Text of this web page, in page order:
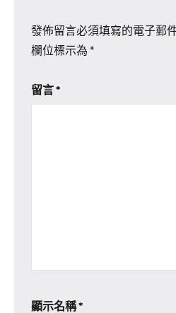
發佈留言必須填寫的電子郵
欄位標示為 *
留言*
顯示名稱*